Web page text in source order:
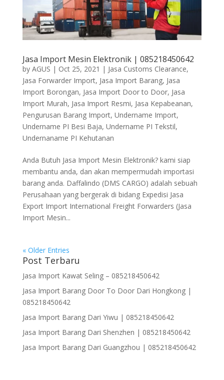
Jasa Import Mesin Elektronik | 085218450642
by AGUS | Oct 25, 2021 | Jasa Customs Clearance,
Jasa Forwarder Import, Jasa Import Barang, Jasa
Import Borongan, Jasa Import Door to Door, Jasa
Import Murah, Jasa Import Resmi, Jasa Kepabeanan,
Pengurusan Barang Import, Undername Import,
Undername PI Besi Baja, Undername PI Tekstil,
Undernaname PI Kehutanan
Anda Butuh Jasa Import Mesin Elektronik? kami siap
membantu anda, dan akan mempermudah importasi
barang anda. Daffalindo (DMS CARGO) adalah sebuah
Perusahaan yang bergerak di bidang Expedisi Jasa
Export Import International Freight Forwarders (Jasa
Import Mesin...
« Older Entries
Post Terbaru
Jasa Import Kawat Seling – 085218450642
Jasa Import Barang Door To Door Dari Hongkong |
085218450642
Jasa Import Barang Dari Yiwu | 085218450642
Jasa Import Barang Dari Shenzhen | 085218450642
Jasa Import Barang Dari Guangzhou | 085218450642